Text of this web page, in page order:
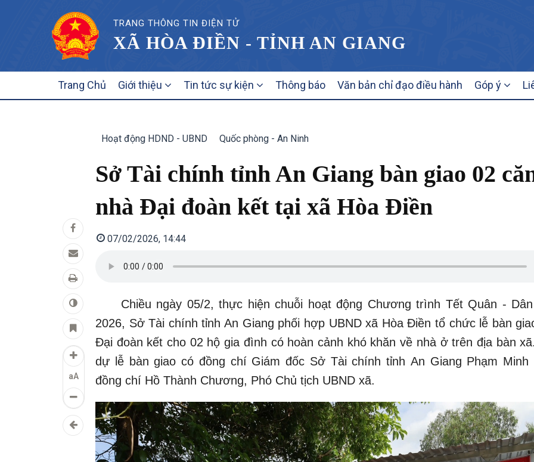
TRANG THÔNG TIN ĐIỆN TỬ
XÃ HÒA ĐIỀN - TỈNH AN GIANG
NAVIGATION
Trang Chủ Giới thiệu Tin tức sự kiện Thông báo Văn bản chỉ đạo điều hành Góp ý
aA
Hoạt động HDND - UBND Quốc phòng - An Ninh
Sở Tài chính tỉnh An Giang bàn giao 02
nhà Đại đoàn kết tại xã Hòa Điền
07/02/2026, 14:44
Chiều ngày 05/2, thực hiện chuỗi hoạt động Chương trình Tết Quân -
2026, Sở Tài chính tỉnh An Giang phối hợp UBND xã Hòa Điền tổ chức lễ bàn
Đại đoàn kết cho 02 hộ gia đình có hoàn cảnh khó khăn về nhà ở trên địa bàn
dự lễ bàn giao có đồng chí Giám đốc Sở Tài chính tỉnh An Giang Phạm Minh
đồng chí Hồ Thành Chương, Phó Chủ tịch UBND xã.